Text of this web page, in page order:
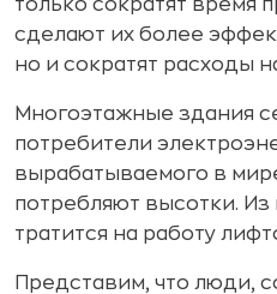
только сократят время
сделают их более
но и сократят расходы
Многоэтажные здания
потребители
вырабатываемого в
потребляют высотки. Из
тратится на работу
Представим, что люди,